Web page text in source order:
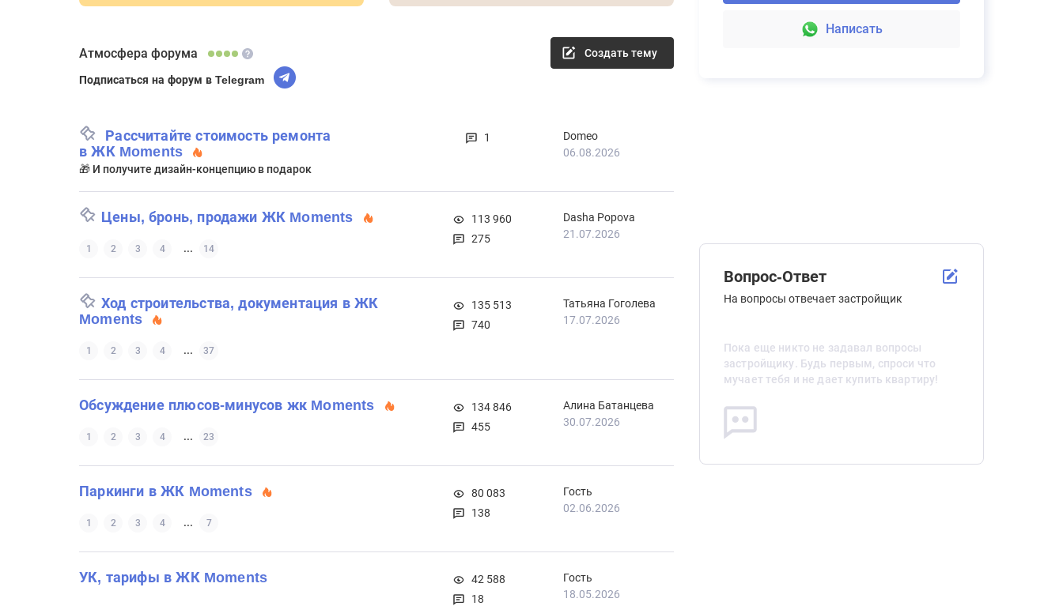
Написать
Вопрос-Ответ
На вопросы отвечает застройщик
Пока еще никто не задавал вопросы
застройщику. Будь первым, спроси что
мучает тебя и не дает купить квартиру!
Атмосфера форума
Подписаться на форум в Telegram
Создать тему
Рассчитайте стоимость ремонта
в ЖК Moments
🎁 И получите дизайн-концепцию в подарок
1
Domeo
06.08.2026
Цены, бронь, продажи ЖК Moments
1 2 3 4 ... 14
113 960
275
Dasha Popova
21.07.2026
Ход строительства, документация в ЖК
Moments
1 2 3 4 ... 37
135 513
740
Татьяна Гоголева
17.07.2026
Обсуждение плюсов-минусов жк Moments
1 2 3 4 ... 23
134 846
455
Алина Батанцева
30.07.2026
Паркинги в ЖК Moments
1 2 3 4 ... 7
80 083
138
Гость
02.06.2026
УК, тарифы в ЖК Moments
42 588
18
Гость
18.05.2026